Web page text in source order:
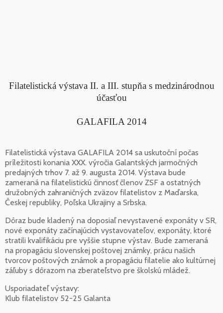
Filatelistická výstava II. a III. stupňa s medzinárodnou
účasťou
GALAFILA 2014
Filatelistická výstava GALAFILA 2014 sa uskutoční počas
príležitosti konania XXX. výročia Galantských jarmočných
predajných trhov 7. až 9. augusta 2014. Výstava bude
zameraná na filatelistickú činnosť členov ZSF a ostatných
družobných zahraničných zväzov filatelistov z Maďarska,
Českej republiky, Poľska Ukrajiny a Srbska.
Dôraz bude kladený na doposiaľ nevystavené exponáty v SR,
nové exponáty začínajúcich vystavovateľov, exponáty, ktoré
stratili kvalifikáciu pre vyššie stupne výstav. Bude zameraná
na propagáciu slovenskej poštovej známky, prácu našich
tvorcov poštových známok a propagáciu filatelie ako kultúrnej
záľuby s dôrazom na zberateľstvo pre školskú mládež.
Usporiadateľ výstavy:
Klub filatelistov 52-25 Galanta